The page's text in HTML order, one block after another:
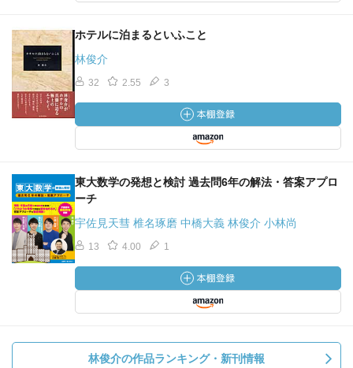
ホテルに泊まるといふこと
林俊介
32 2.55 3
東大数学の発想と検討 過去問6年の解法・答案アプロ
ーチ
宇佐見天彗 椎名琢磨 中橋大義 林俊介 小林尚
13 4.00 1
林俊介の作品ランキング・新刊情報